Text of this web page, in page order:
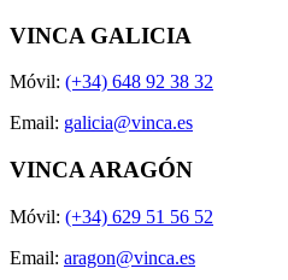
VINCA GALICIA
Móvil: (+34) 648 92 38 32
Email: galicia@vinca.es
VINCA ARAGÓN
Móvil: (+34) 629 51 56 52
Email: aragon@vinca.es